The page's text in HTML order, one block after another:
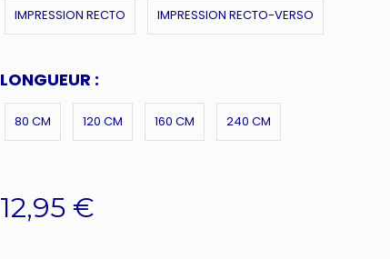
IMPRESSION RECTO IMPRESSION RECTO-VERSO
LONGUEUR :
80 CM 120 CM 160 CM 240 CM
12,95 €